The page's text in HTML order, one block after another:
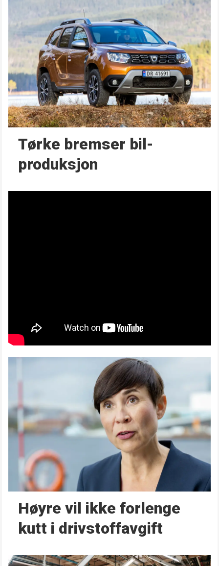
Tørke bremser bil­
produksjon
Høyre vil ikke forlenge
kutt i drivstoffavgift